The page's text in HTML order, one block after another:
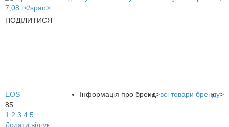
ПОДІЛИТИСЯ
Інформація про бренд>всі товари бренду>
EOS
85
1 2 3 4 5
Додати відгук